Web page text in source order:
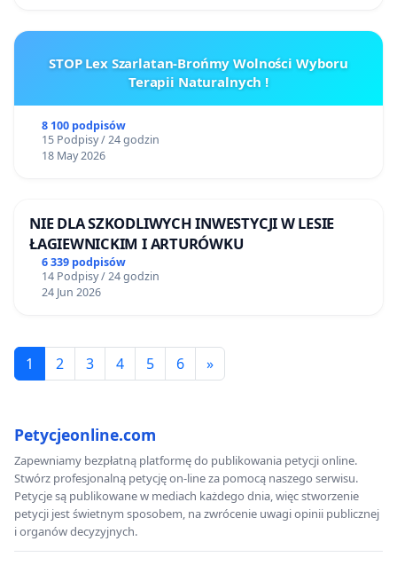
STOP Lex Szarlatan-Brońmy Wolności Wyboru
Terapii Naturalnych !
8 100 podpisów
15 Podpisy / 24 godzin
18 May 2026
NIE DLA SZKODLIWYCH INWESTYCJI W LESIE
ŁAGIEWNICKIM I ARTURÓWKU
6 339 podpisów
14 Podpisy / 24 godzin
24 Jun 2026
1 2 3 4 5 6 »
Petycjeonline.com
Zapewniamy bezpłatną platformę do publikowania petycji online.
Stwórz profesjonalną petycję on-line za pomocą naszego serwisu.
Petycje są publikowane w mediach każdego dnia, więc stworzenie
petycji jest świetnym sposobem, na zwrócenie uwagi opinii publicznej
i organów decyzyjnych.